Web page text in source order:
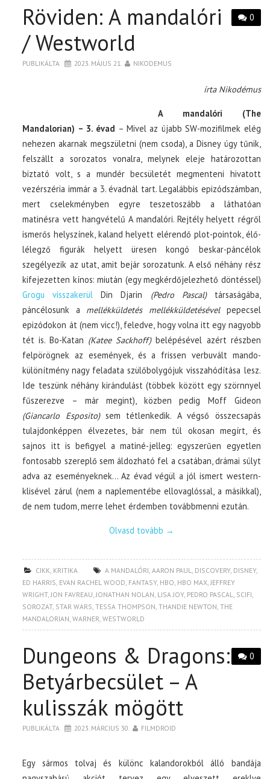
0
Röviden: A mandalóri
/ Westworld
PUBLIKÁLTA 2023. MÁJUS 21. NIKODEMUS
írta Nikodémus
A mandalóri (The
Mandalorian) – 3. évad – Mivel az újabb SW-mozifilmek elég
nehezen akarnak megszületni (nem csoda), a Disney úgy tűnik,
felszállt a sorozatos vonalra, melynek eleje határozottan
biztató volt, s a mundér becsületét megmenteni hivatott
vezérszéria immár a 3. évadnál tart. Legalábbis epizódszámban,
mert cselekményben egyre teszetoszább a láthatóan
matinésra vett hangvételű A mandalóri. Rejtély helyett régről
ismerős helyszínek, kaland helyett elérendő plot-pointok, élő-
lélegző figurák helyett üresen kongó beskar-páncélok
szegélyezik az utat, amit bejár sorozatunk. A első néhány rész
kifejezetten kínos: miután (egy megkérdőjelezhető döntéssel)
Grogu visszakerül Din Djarin (Pedro Pascal)társaságába,
páncélosunk a mellékküldetés mellékküldetésévelpepecsel
epizódokon át (nem vicc!), feledve, hogy volna itt egy nagyobb
tét is. Bo-Katan (Katee Sackhoff)belépésével azért részben
felpörögnek az események, és a frissen verbuvált mando-
különítmény nagy feladata szülőbolygójuk visszahódítása lesz.
Ide teszünk néhány kirándulást (többek között egy szörnnyel
fűszerezve – már megint), közben pedig Moff Gideon
(Giancarlo Esposito)sem tétlenkedik. A végső összecsapás
tulajdonképpen élvezetes, bár nem túl okosan megírt, és
sajnos itt is befigyel a matiné-jelleg: egyszerűen egyetlen
fontosabb szereplő sem áldozható fel a csatában, drámai súlyt
adva az eseményeknek… Az évad végül a jól ismert western-
klisével zárul (nem a naplementébe ellovaglóssal, a másikkal),
de nem tudom, merre lehet érdemben továbbmenni ezután.
Olvasd tovább →
CIKK KRITIKA A MANDALÓRI ,AARON PAUL DISCOVERY, DISNEY,
ED HARRIS EVAN RACHEL WOOD FANTASY, HBO HBO MAX JEFFREY
WRIGHT, JON FAVREAU JONATHAN NOLAN LISA JOY, PEDRO PASCAL SCIFI
SOROZAT, STAR WARS ,TESSA THOMPSON ,THANDIE NEWTON ,THE
MANDALORIAN ,WARNER ,WESTWORLD
0
Dungeons & Dragons:
Betyárbecsület – A
kulisszák mögött
PUBLIKÁLTA 2023. MÁRCIUS 30. FILMDROID
Egy sármos tolvaj és különc kalandorokból álló bandája